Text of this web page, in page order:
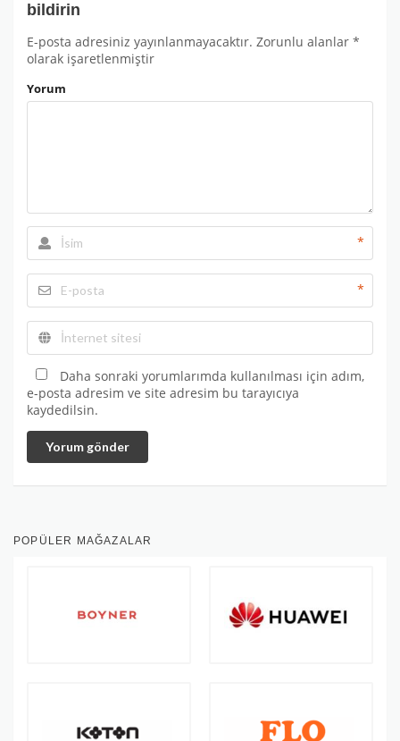
bildirin
E-posta adresiniz yayınlanmayacaktır. Zorunlu alanlar *
olarak işaretlenmiştir
Yorum
*
*
Daha sonraki yorumlarımda kullanılması için adım,
e-posta adresim ve site adresim bu tarayıcıya
kaydedilsin.
Yorum gönder
POPÜLER MAĞAZALAR